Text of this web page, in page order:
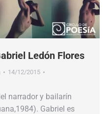
Ledón Flores
14/12/2015
narrador y bailarín
Gabriel es